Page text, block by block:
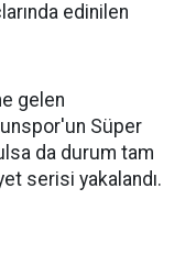
edinilen
gelen
Süper
da durum tam
serisi yakalandı.